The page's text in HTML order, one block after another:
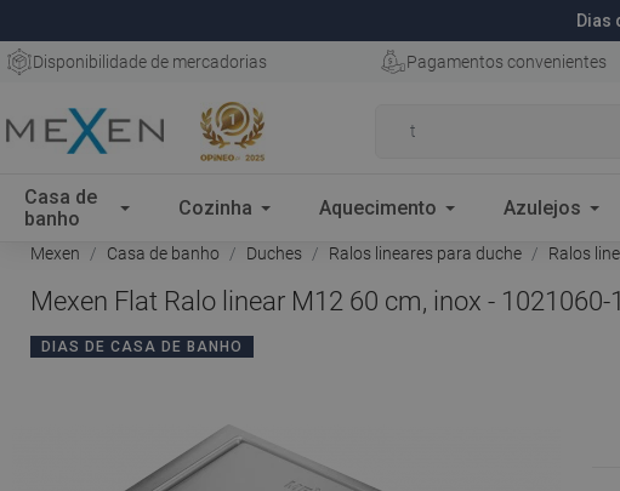
Dias
Disponibilidade de mercadorias Pagamentos convenientes
Casa de
banho
Cozinha Aquecimento Azulejos
Mexen Casa de banho Duches Ralos lineares para duche Ralos
Mexen Flat Ralo linear M12 60 cm, inox - 1021060-
DIAS DE CASA DE BANHO